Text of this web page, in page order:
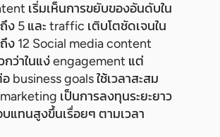
เริ่มเห็นการขยับของอันดับใน
ง 5 และ traffic เติบโตชัดเจนใน
ง 12 Social media content
กว่าในแง่ engagement แต่
business goals ใช้เวลาสะสม
เป็นการลงทุนระยะยาว
แทนสูงขึ้นเรื่อยๆ ตามเวลา